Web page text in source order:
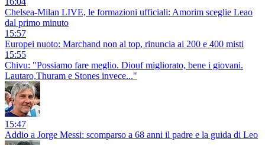
Chelsea-Milan LIVE, le formazioni ufficiali: Amorim sceglie Leao
dal primo minuto
15:57
Europei nuoto: Marchand non al top, rinuncia ai 200 e 400 misti
15:55
Chivu: "Possiamo fare meglio. Diouf migliorato, bene i giovani.
Lautaro,Thuram e Stones invece..."
15:47
Addio a Jorge Messi: scomparso a 68 anni il padre e la guida di Leo